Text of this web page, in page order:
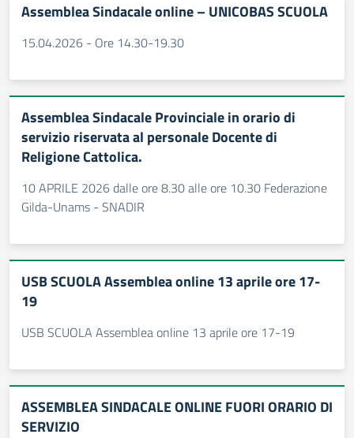
Assemblea Sindacale online – UNICOBAS SCUOLA
15.04.2026 - Ore 14.30-19.30
Assemblea Sindacale Provinciale in orario di
servizio riservata al personale Docente di
Religione Cattolica.
10 APRILE 2026 dalle ore 8.30 alle ore 10.30 Federazione
Gilda-Unams - SNADIR
USB SCUOLA Assemblea online 13 aprile ore 17-
19
USB SCUOLA Assemblea online 13 aprile ore 17-19
ASSEMBLEA SINDACALE ONLINE FUORI ORARIO DI
SERVIZIO